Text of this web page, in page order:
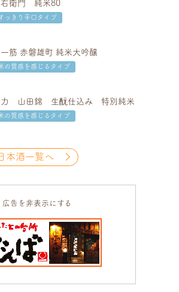
右衛門 純米80
っきり辛口タイプ
筋 赤磐雄町 純米大吟醸
の質感を感じるタイプ
力 山田錦 生酛仕込み 特別純米
の質感を感じるタイプ
本酒一覧へ
広告を非表示にする